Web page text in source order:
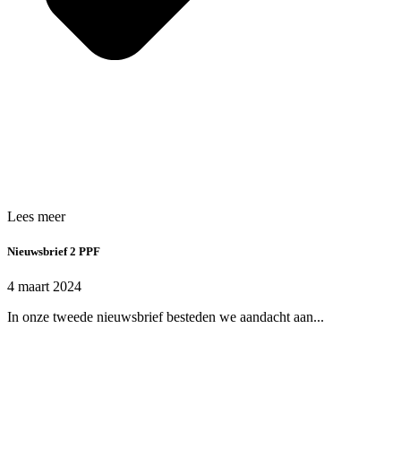
Lees meer
Nieuwsbrief 2 PPF
4 maart 2024
In onze tweede nieuwsbrief besteden we aandacht aan...